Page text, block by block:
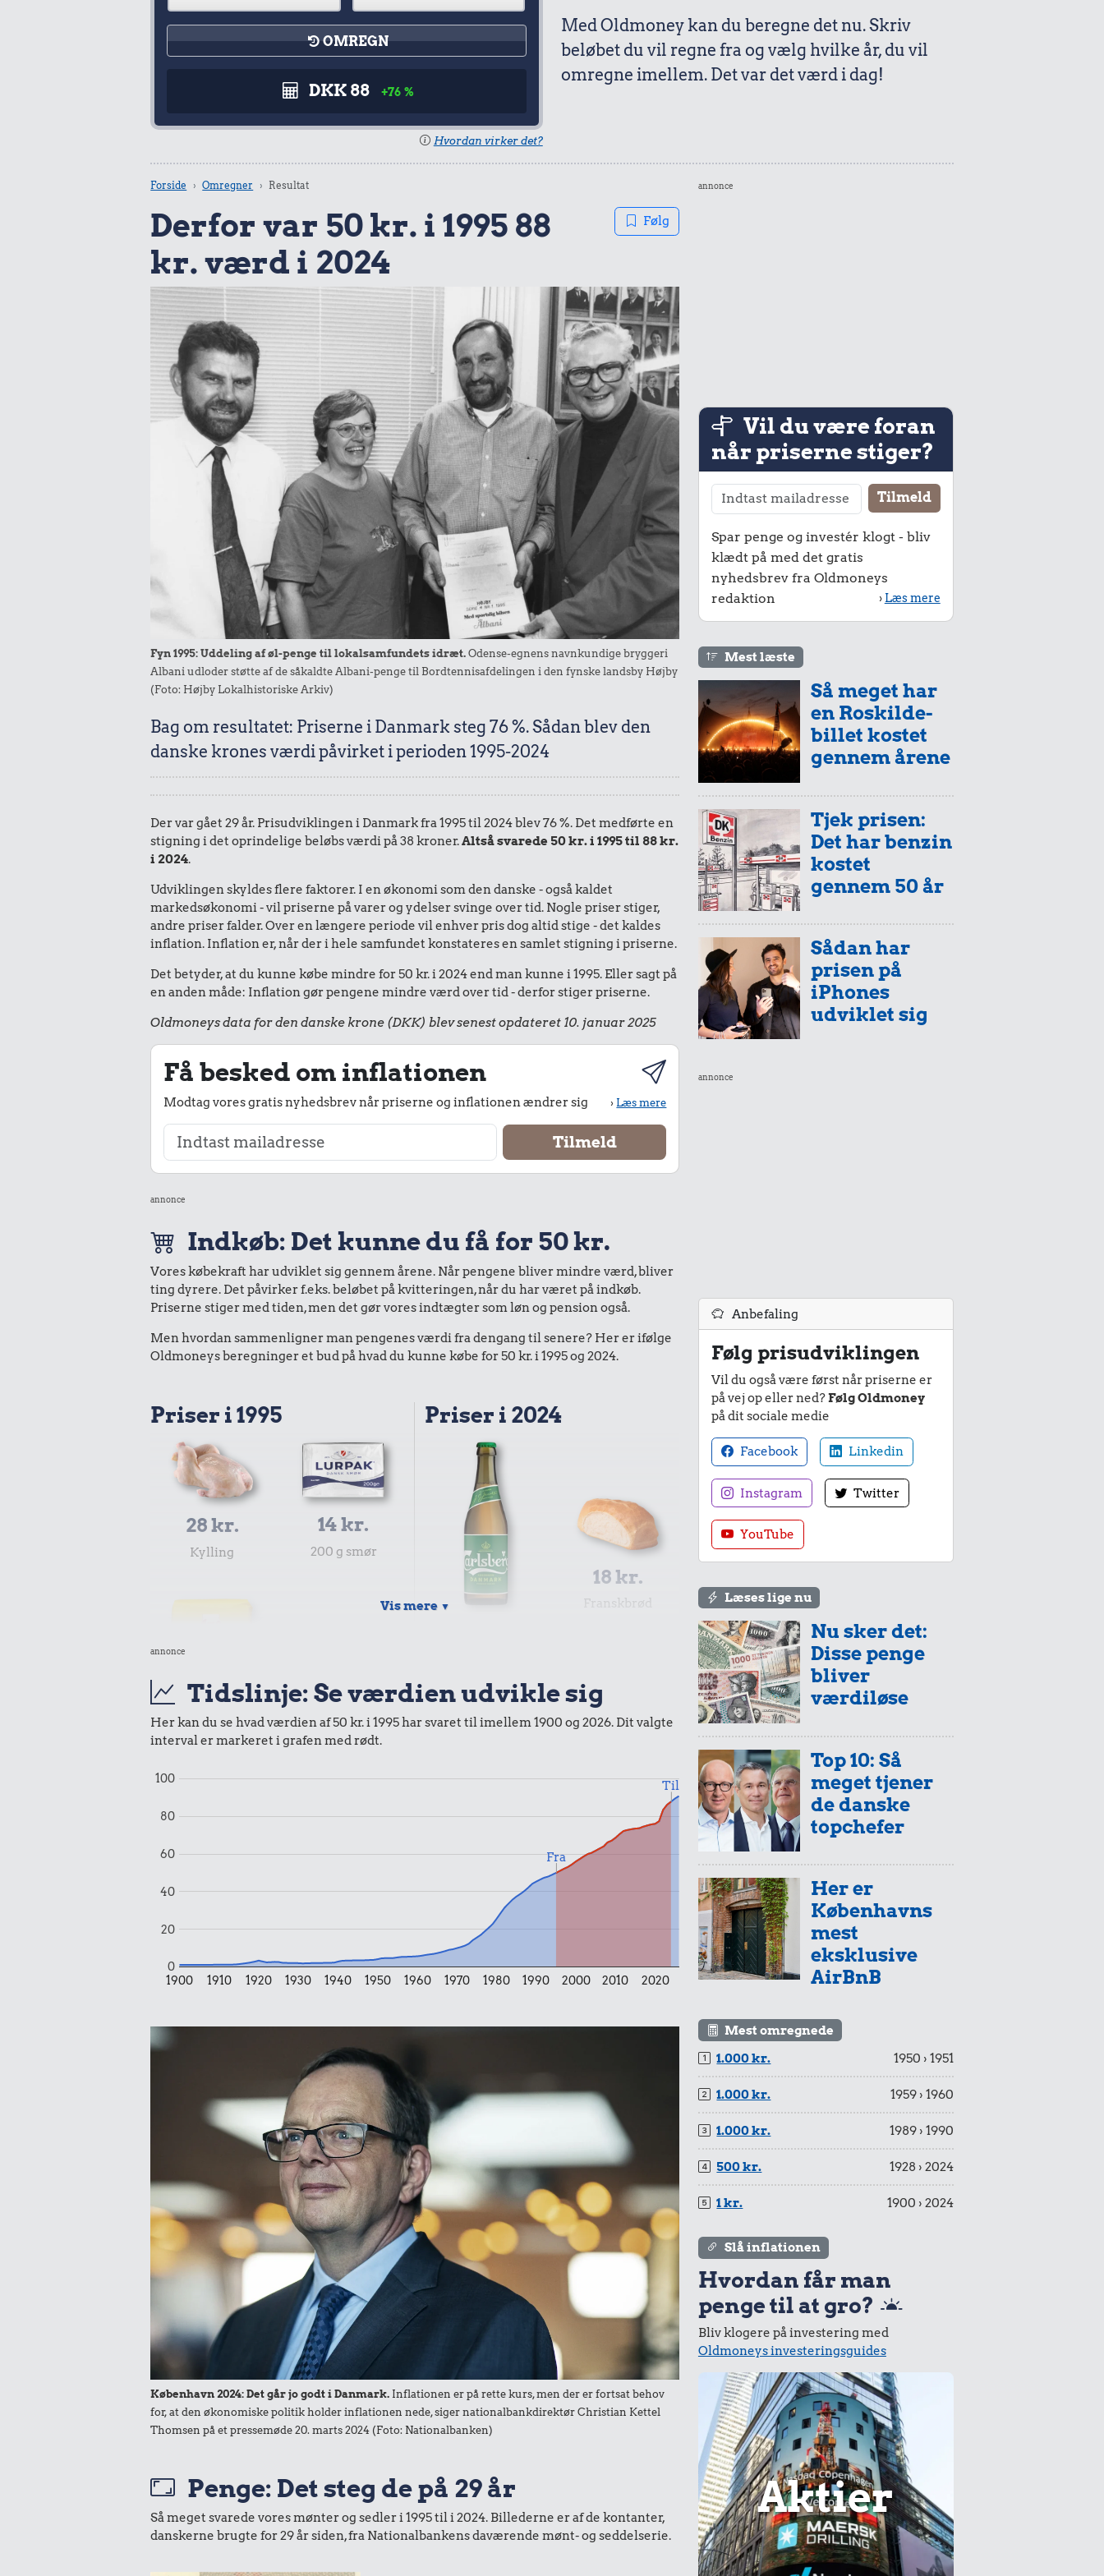
OMREGN
DKK 88 +76 %
Hvordan virker det?
Med Oldmoney kan du beregne det nu. Skriv
beløbet du vil regne fra og vælg hvilke år, du vil
omregne imellem. Det var det værd i dag!
Forside Omregner Resultat
Derfor var 50 kr. i 1995 88
kr. værd i 2024
Følg
Fyn 1995: Uddeling af øl-penge til lokalsamfundets idræt.Odense-egnens navnkundige bryggeri
Albani udloder støtte af de såkaldte Albani-penge til Bordtennisafdelingen i den fynske landsby Højby
(Foto: Højby Lokalhistoriske Arkiv)
Bag om resultatet: Priserne i Danmark steg 76 %. Sådan blev den
danske krones værdi påvirket i perioden 1995-2024
Der var gået 29 år. Prisudviklingen i Danmark fra 1995 til 2024 blev 76 %. Det medførte en
stigning i det oprindelige beløbs værdi på 38 kroner.Altså svarede 50 kr. i 1995 til 88 kr.
i 2024.
Udviklingen skyldes flere faktorer. I en økonomi som den danske - også kaldet
markedsøkonomi - vil priserne på varer og ydelser svinge over tid. Nogle priser stiger,
andre priser falder. Over en længere periode vil enhver pris dog altid stige - det kaldes
inflation. Inflation er, når der i hele samfundet konstateres en samlet stigning i priserne.
Det betyder, at du kunne købe mindre for 50 kr. i 2024 end man kunne i 1995. Eller sagt på
en anden måde: Inflation gør pengene mindre værd over tid - derfor stiger priserne.
Oldmoneys data for den danske krone (DKK) blev senest opdateret 10. januar 2025
Få besked om inflationen
Modtag vores gratis nyhedsbrev når priserne og inflationen ændrer sig ›Læs mere
annonce
Indkøb: Det kunne du få for 50 kr.
Vores købekraft har udviklet sig gennem årene. Når pengene bliver mindre værd, bliver
ting dyrere. Det påvirker f.eks. beløbet på kvitteringen, når du har været på indkøb.
Priserne stiger med tiden, men det gør vores indtægter som løn og pension også.
Men hvordan sammenligner man pengenes værdi fra dengang til senere? Her er ifølge
Oldmoneys beregninger et bud på hvad du kunne købe for 50 kr. i 1995 og 2024.
Priser i 1995
28 kr.
Kylling
14 kr.
200 g smør
0,56 kr.
Tyggegummi
49 kr.
Samlet pris i 1995
Priser i 2024
18 kr.
Franskbrød
Tyggegummi
Æble
49 kr.
Samlet pris i 2024
Udvalgte varer fra danskernes indkøbskurv gennem tiderne. Priser i nutidskroner er estimeret af
Oldmoney. Priser i datidskroner er på baggrund af forbrugerprisindekset fra Danmarks Statistik.
Vis mere ▼
annonce
Tidslinje: Se værdien udvikle sig
Her kan du se hvad værdien af 50 kr. i 1995 har svaret til imellem 1900 og 2026. Dit valgte
interval er markeret i grafen med rødt.
1900 1910 1920 1930 1940 1950 1960 1970 1980 1990 2000 2010 2020
0
20
40
60
80
100
Fra
Til
København 2024: Det går jo godt i Danmark. Inflationen er på rette kurs, men der er fortsat behov
for, at den økonomiske politik holder inflationen nede, siger nationalbankdirektør Christian Kettel
Thomsen på et pressemøde 20. marts 2024 (Foto: Nationalbanken)
Penge: Det steg de på 29 år
Så meget svarede vores mønter og sedler i 1995 til i 2024. Billederne er af de kontanter,
danskerne brugte for 29 år siden, fra Nationalbankens daværende mønt- og seddelserie.
annonce
Vil du være foran
når priserne stiger?
Spar penge og investér klogt - bliv
klædt på med det gratis
nyhedsbrev fra Oldmoneys
redaktion
› Læs mere
Mest læste
Så meget har
en Roskilde-
billet kostet
gennem årene
Tjek prisen:
Det har benzin
kostet
gennem 50 år
Sådan har
prisen på
iPhones
udviklet sig
annonce
Anbefaling
Følg prisudviklingen
Vil du også være først når priserne er
på vej op eller ned?Følg Oldmoney
på dit sociale medie
Facebook Linkedin
Instagram Twitter
YouTube
Læses lige nu
Nu sker det:
Disse penge
bliver
værdiløse
Top 10: Så
meget tjener
de danske
topchefer
Her er
Københavns
mest
eksklusive
AirBnB
Mest omregnede
1.000 kr.
1950 › 1951
1.000 kr. 1959 › 1960
1.000 kr. 1989 › 1990
500 kr. 1928 › 2024
1 kr. 1900 › 2024
Slå inflationen
Hvordan får man
penge til at gro?
Bliv klogere på investering med
Oldmoneys investeringsguides
Aktier